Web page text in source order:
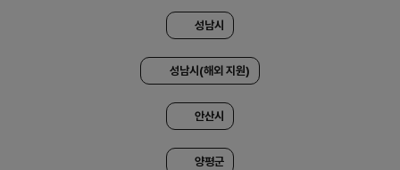
성남시
성남시(해외 지원)
안산시
양평군